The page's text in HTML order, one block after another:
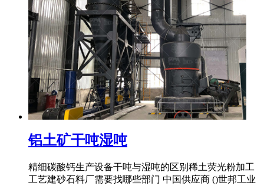
铝土矿干吨湿吨
精细碳酸钙生产设备干吨与湿吨的区别稀土荧光粉加工
工艺建砂石料厂需要找哪些部门 中国供应商 ()世邦工业